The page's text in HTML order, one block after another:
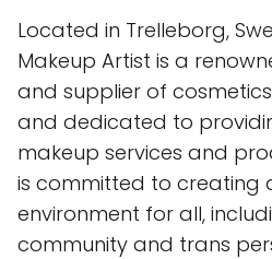
Located in Trelleborg,
Makeup Artist is a
and supplier of
and dedicated to
makeup services and
is committed to creating
environment for all,
community and trans